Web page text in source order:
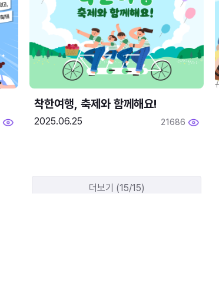
착한여행, 축제와 함께해요!
2025.06.25 21686
더보기 (15/15)